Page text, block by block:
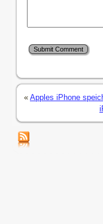
« Apples iPhone